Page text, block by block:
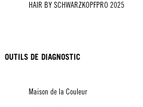
HAIR BY SCHWARZKOPFPRO 2025
OUTILS DE DIAGNOSTIC
Maison de la Couleur